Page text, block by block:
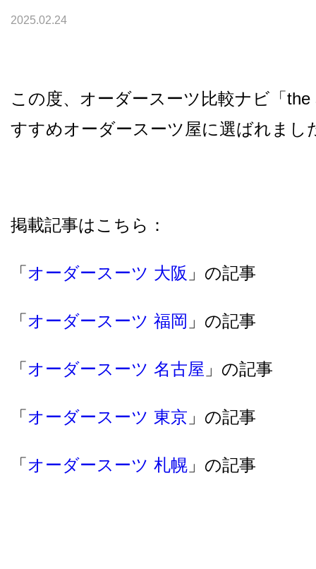
2025.02.24
この度、オーダースーツ比較ナビ「
すすめオーダースーツ屋に選ばれまし
掲載記事はこちら：
「 オーダースーツ 大阪 」の記事
「 オーダースーツ 福岡 」の記事
「 オーダースーツ 名古屋 」の記事
「 オーダースーツ 東京 」の記事
「 オーダースーツ 札幌 」の記事